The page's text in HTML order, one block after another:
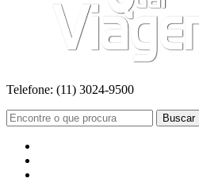
Telefone: (11) 3024-9500
Buscar